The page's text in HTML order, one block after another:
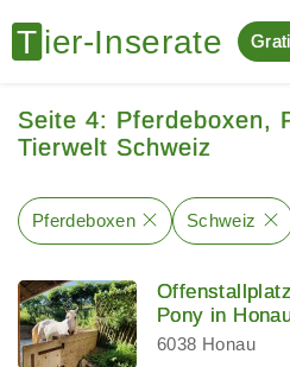
Seite 4: Pferdeboxen,
Tierwelt Schweiz
Pferdeboxen Schweiz
Pony in
6038 Honau